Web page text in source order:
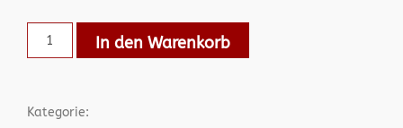
In den Warenkorb
Kategorie: